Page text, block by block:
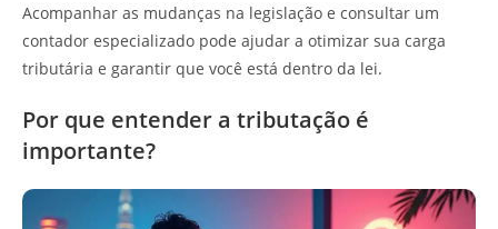
Acompanhar as mudanças na legislação e consultar um
contador especializado pode ajudar a otimizar sua carga
tributária e garantir que você está dentro da lei.
Por que entender a tributação é
importante?